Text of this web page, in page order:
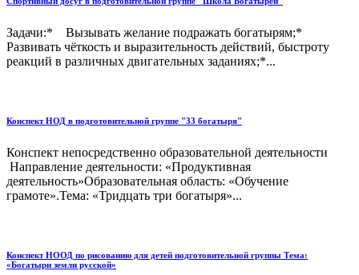
Задачи:* Вызывать желание подражать богатырям;*
Развивать чёткость и выразительность действий, быстроту
реакций в различных двигательных заданиях;*...
Конспект НОД в подготовительной группе "33 богатыря"
Конспект непосредственно образовательной деятельности
Направление деятельности: «Продуктивная
деятельность»Образовательная область: «Обучение
грамоте».Тема: «Тридцать три богатыря»...
Конспект НООД по рисованию для детей подготовительной группы Тема:
«Богатыри земли русской»